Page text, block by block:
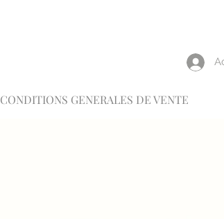
CONDITIONS GENERALES DE VENTE